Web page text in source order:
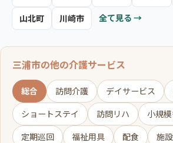
山北町
川崎市 全て見る →
三浦市の他の介護サービス
総合 訪問介護 デイサービス
ショートステイ
訪問リハ
小規
定期巡回
福祉用具 配食
施